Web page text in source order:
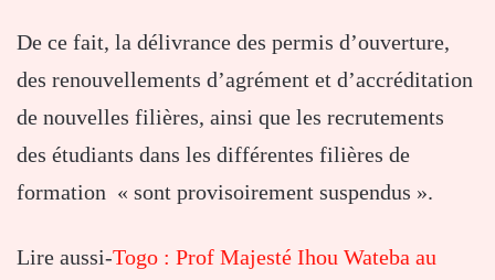
De ce fait, la délivrance des permis d’ouverture,
des renouvellements d’agrément et d’accréditation
de nouvelles filières, ainsi que les recrutements
des étudiants dans les différentes filières de
formation « sont provisoirement suspendus ».
Lire aussi-Togo : Prof Majesté Ihou Wateba au